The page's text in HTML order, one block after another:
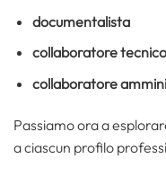
documentalista
collaboratore tecnico
collaboratore
Passiamo ora a
a ciascun profilo